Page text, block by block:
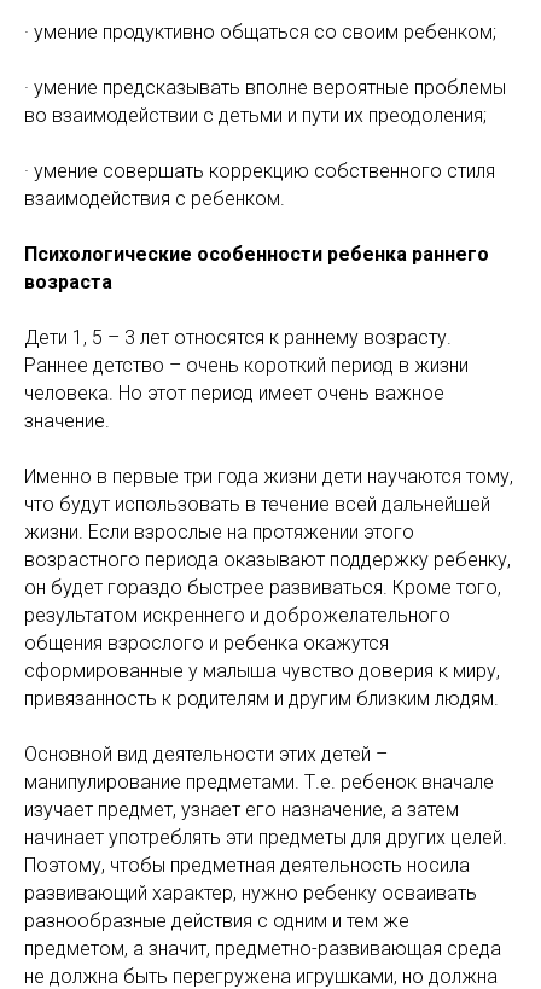
· умение продуктивно общаться со своим ребенком;
· умение предсказывать вполне вероятные проблемы
во взаимодействии с детьми и пути их преодоления;
· умение совершать коррекцию собственного стиля
взаимодействия с ребенком.
Психологические особенности ребенка раннего
возраста
Дети 1, 5 – 3 лет относятся к раннему возрасту.
Раннее детство – очень короткий период в жизни
человека. Но этот период имеет очень важное
значение.
Именно в первые три года жизни дети научаются тому,
что будут использовать в течение всей дальнейшей
жизни. Если взрослые на протяжении этого
возрастного периода оказывают поддержку ребенку,
он будет гораздо быстрее развиваться. Кроме того,
результатом искреннего и доброжелательного
общения взрослого и ребенка окажутся
сформированные у малыша чувство доверия к миру,
привязанность к родителям и другим близким людям.
Основной вид деятельности этих детей –
манипулирование предметами. Т.е. ребенок вначале
изучает предмет, узнает его назначение, а затем
начинает употреблять эти предметы для других целей.
Поэтому, чтобы предметная деятельность носила
развивающий характер, нужно ребенку осваивать
разнообразные действия с одним и тем же
предметом, а значит, предметно-развивающая среда
не должна быть перегружена игрушками, но должна